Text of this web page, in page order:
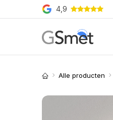
Overslaan naar inhoud
4,9
Alle producten